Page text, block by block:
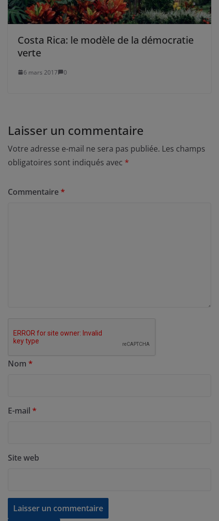
Costa Rica: le modèle de la démocratie
verte
6 mars 2017 0
Laisser un commentaire
Votre adresse e-mail ne sera pas publiée. Les champs
obligatoires sont indiqués avec *
Commentaire*
Nom *
E-mail *
Site web